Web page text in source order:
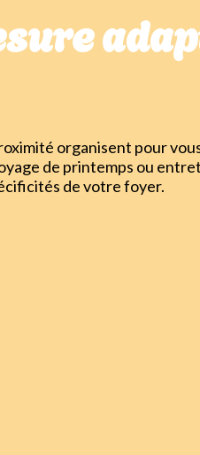
organisent pour
de printemps ou
de votre foyer.